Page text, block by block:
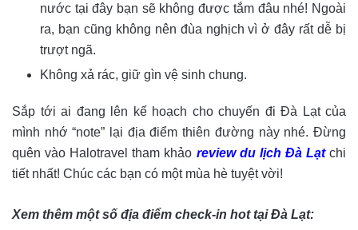
nước tại đây bạn sẽ không được tắm đâu nhé! Ngoài
ra, bạn cũng không nên đùa nghịch vì ở đây rất dễ bị
trượt ngã.
Không xả rác, giữ gìn vệ sinh chung.
Sắp tới ai đang lên kế hoạch cho chuyến đi Đà Lạt của
mình nhớ “note” lại địa điểm thiên đường này nhé. Đừng
quên vào Halotravel tham khảo review du lịch Đà Lạtchi
tiết nhất! Chúc các bạn có một mùa hè tuyệt vời!
Xem thêm một số địa điểm check-in hot tại Đà Lạt: